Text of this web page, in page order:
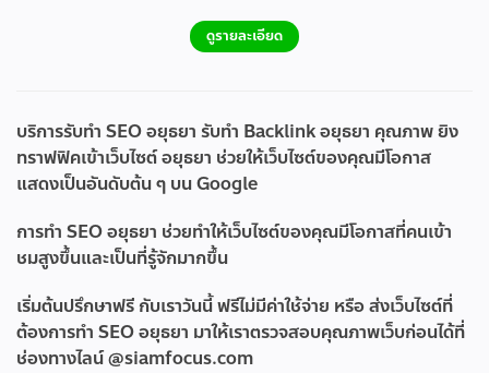
ดูรายละเอียด
บริการรับทำ SEO อยุธยา รับทำ Backlink อยุธยา คุณภาพ ยิง
ทราฟฟิคเข้าเว็บไซต์ อยุธยา ช่วยให้เว็บไซต์ของคุณมีโอกาส
แสดงเป็นอันดับต้น ๆ บน Google
การทำ SEO อยุธยา ช่วยทำให้เว็บไซต์ของคุณมีโอกาสที่คนเข้า
ชมสูงขึ้นและเป็นที่รู้จักมากขึ้น
เริ่มต้นปรึกษาฟรี กับเราวันนี้ ฟรีไม่มีค่าใช้จ่าย หรือ ส่งเว็บไซต์ที่
ต้องการทำ SEO อยุธยา มาให้เราตรวจสอบคุณภาพเว็บก่อนได้ที่
ช่องทางไลน์ @siamfocus.com